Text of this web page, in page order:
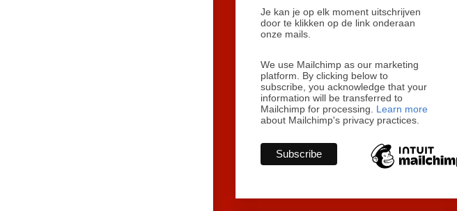
Je kan je op elk moment uitschrijven
door te klikken op de link onderaan
onze mails.
We use Mailchimp as our marketing
platform. By clicking below to
subscribe, you acknowledge that your
information will be transferred to
Mailchimp for processing. Learn more
about Mailchimp's privacy practices.